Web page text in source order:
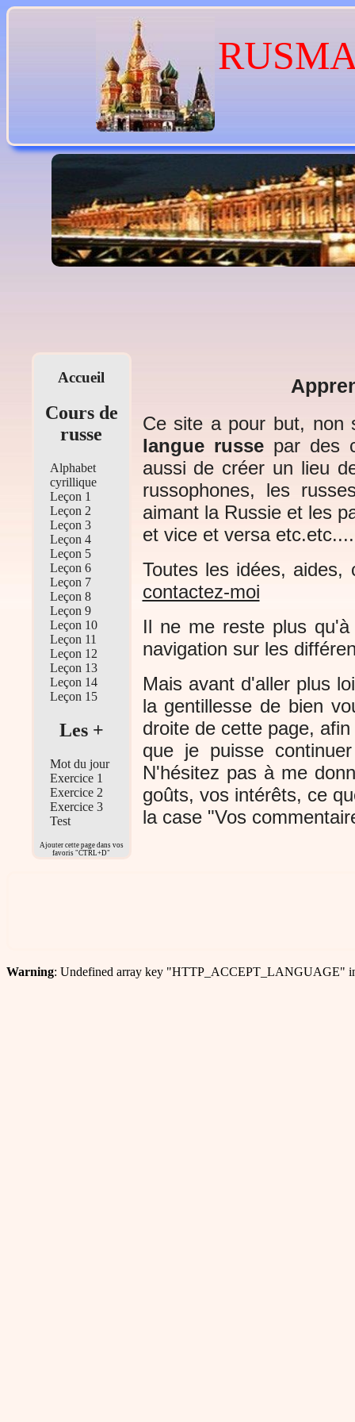
Accueil
Cours de
russe
Alphabet
cyrillique
Leçon 1
Leçon 2
Leçon 3
Leçon 4
Leçon 5
Leçon 6
Leçon 7
Leçon 8
Leçon 9
Leçon 10
Leçon 11
Leçon 12
Leçon 13
Leçon 14
Leçon 15
Les +
Mot du jour
Exercice 1
Exercice 2
Exercice 3
Test
Ajouter cette page dans vos
favoris "CTRL+D"
Ce site a pour but, non
langue russe par des
aussi de créer un lieu
russophones, les
aimant la Russie et les
et vice et versa
Toutes les idées, aides,
contactez-moi
Il ne me reste plus
navigation sur les
Mais avant d'aller plus
la gentillesse de bien
droite de cette page,
que je puisse
N'hésitez pas à me
goûts, vos intérêts, ce
la case "Vos
Warning: Undefined array key "HTTP_ACCEPT_LANGUAGE"